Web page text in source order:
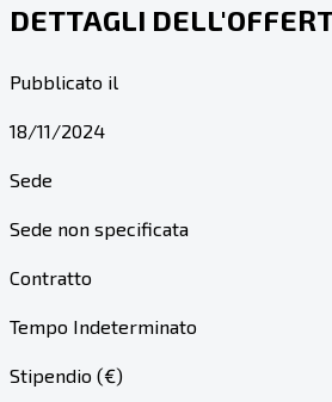
DETTAGLI
Pubblicato il
18/11/2024
Sede
Sede non specificata
Contratto
Tempo Indeterminato
Stipendio (€)